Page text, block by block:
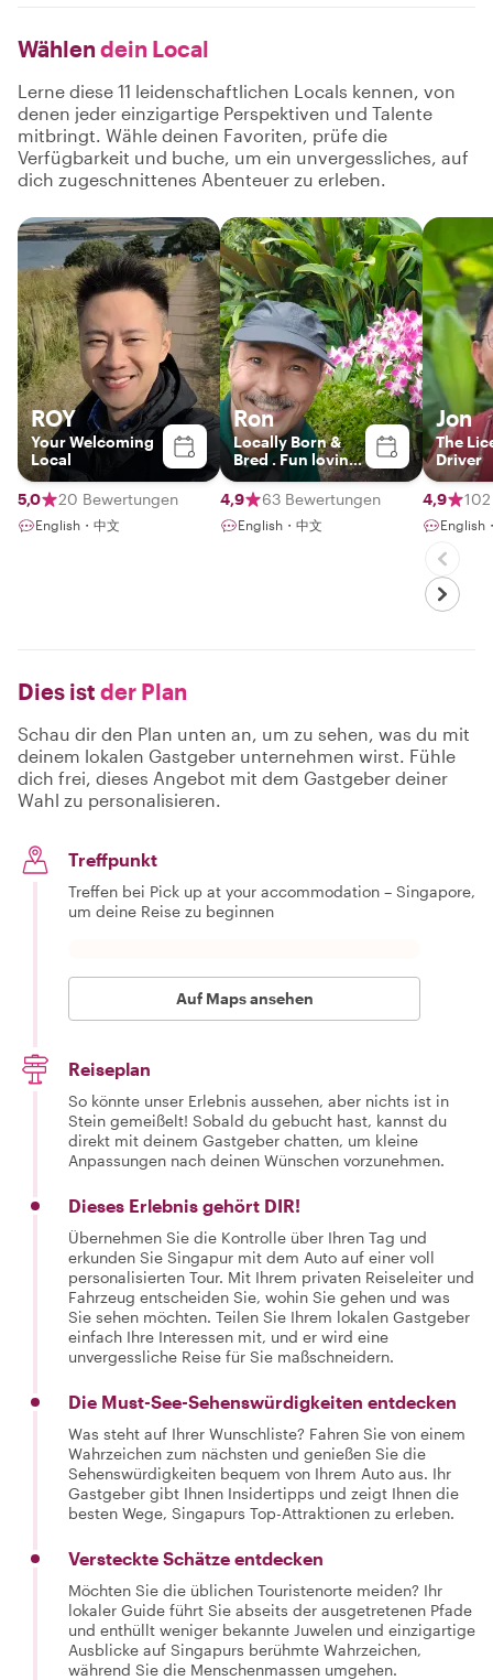
Wählen dein Local
Lerne diese 11 leidenschaftlichen Locals kennen, von
denen jeder einzigartige Perspektiven und Talente
mitbringt. Wähle deinen Favoriten, prüfe die
Verfügbarkeit und buche, um ein unvergessliches, auf
dich zugeschnittenes Abenteuer zu erleben.
ROY
Your Welcoming
Local
5,0 20 Bewertungen
English・中文
Ron
Locally Born &
Bred . Fun loving
host!
4,9
63 Bewertungen
English・中文
Jon
The
Driver
4,9
English
Dies ist der Plan
Schau dir den Plan unten an, um zu sehen, was du mit
deinem lokalen Gastgeber unternehmen wirst. Fühle
dich frei, dieses Angebot mit dem Gastgeber deiner
Wahl zu personalisieren.
Treffpunkt
Treffen bei Pick up at your accommodation – Singapore,
um deine Reise zu beginnen
Auf Maps ansehen
Reiseplan
So könnte unser Erlebnis aussehen, aber nichts ist in
Stein gemeißelt! Sobald du gebucht hast, kannst du
direkt mit deinem Gastgeber chatten, um kleine
Anpassungen nach deinen Wünschen vorzunehmen.
Dieses Erlebnis gehört DIR!
Übernehmen Sie die Kontrolle über Ihren Tag und
erkunden Sie Singapur mit dem Auto auf einer voll
personalisierten Tour. Mit Ihrem privaten Reiseleiter und
Fahrzeug entscheiden Sie, wohin Sie gehen und was
Sie sehen möchten. Teilen Sie Ihrem lokalen Gastgeber
einfach Ihre Interessen mit, und er wird eine
unvergessliche Reise für Sie maßschneidern.
Die Must-See-Sehenswürdigkeiten entdecken
Was steht auf Ihrer Wunschliste? Fahren Sie von einem
Wahrzeichen zum nächsten und genießen Sie die
Sehenswürdigkeiten bequem von Ihrem Auto aus. Ihr
Gastgeber gibt Ihnen Insidertipps und zeigt Ihnen die
besten Wege, Singapurs Top-Attraktionen zu erleben.
Versteckte Schätze entdecken
Möchten Sie die üblichen Touristenorte meiden? Ihr
lokaler Guide führt Sie abseits der ausgetretenen Pfade
und enthüllt weniger bekannte Juwelen und einzigartige
Ausblicke auf Singapurs berühmte Wahrzeichen,
während Sie die Menschenmassen umgehen.